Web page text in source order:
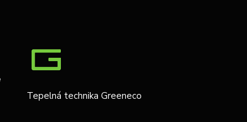
Tepelná technika Greeneco